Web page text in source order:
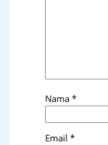
Nama*
Email*